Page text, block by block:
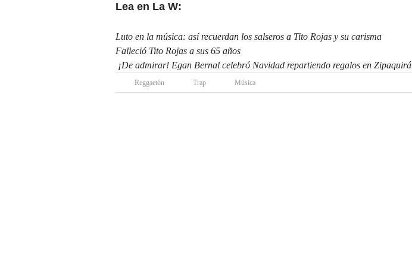
Lea en La W:
Luto en la música: así recuerdan los salseros a Tito Rojas y su carisma
Falleció Tito Rojas a sus 65 años
¡De admirar! Egan Bernal celebró Navidad repartiendo regalos en Zipaquirá
Reggaetón Trap Música